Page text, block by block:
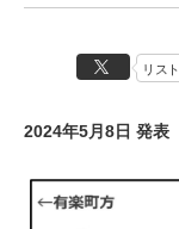
リスト
2024年5月8日 発表